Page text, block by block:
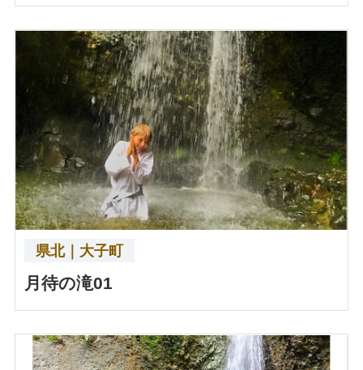
県北｜大子町
月待の滝01